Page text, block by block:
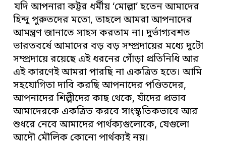
যদি আপনারা কট্টর ধর্মীয় ‘মোল্লা’ হতেন আমাদের
হিন্দু পুরুতদের মতো, তাহলে আমরা আপনাদের
আমন্ত্রণ জানাতে সাহস করতাম না। দুর্ভাগ্যবশত
ভারতবর্ষে আমাদের বড় বড় সম্প্রদায়ের মধ্যে দুটো
সম্প্রদায়ে রয়েছে এই ধরনের গোঁড়া প্রতিনিধি আর
এই কারণেই আমরা পারছি না একত্রিত হতে। আমি
সহযোগিতা দাবি করছি আপনাদের পণ্ডিতদের,
আপনাদের শিল্পীদের কাছ থেকে, যাঁদের প্রভাব
আমাদেরকে একত্রিত করবে সাংস্কৃতিকভাবে আর
শুধরে নেবে আমাদের পার্থক্যগুলোকে, যেগুলো
আদৌ মৌলিক কোনো পার্থক্যই নয়।